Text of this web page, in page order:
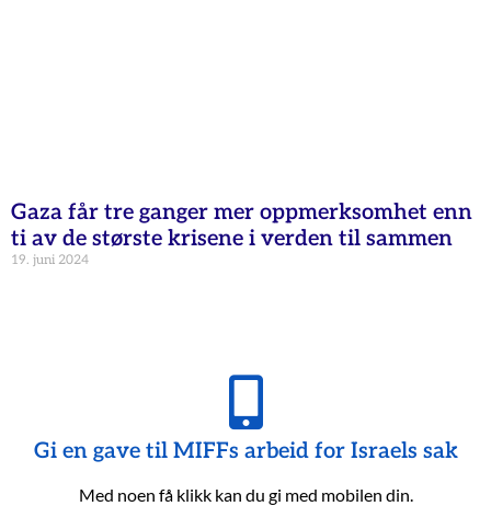
Gaza får tre ganger mer oppmerksomhet enn
ti av de største krisene i verden til sammen
19. juni 2024
Gi en gave til MIFFs arbeid for Israels sak
Med noen få klikk kan du gi med mobilen din.